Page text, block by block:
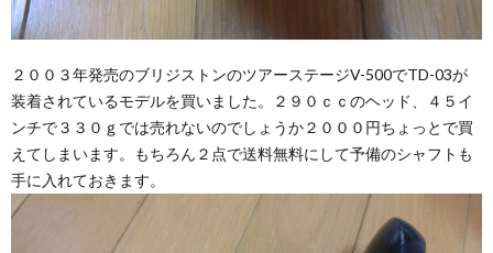
２００３年発売のブリジストンのツアーステージV-500でTD-03が
装着されているモデルを買いました。２９０ｃｃのヘッド、４５イ
ンチで３３０ｇでは売れないのでしょうか２０００円ちょっとで買
えてしまいます。もちろん２点で送料無料にして予備のシャフトも
手に入れておきます。